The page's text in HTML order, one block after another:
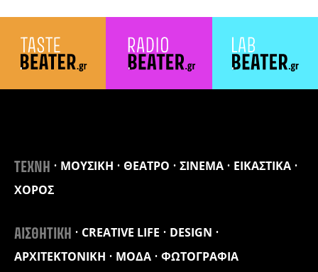
ΤΕΧΝΗ ΜΟΥΣΙΚΗ ΘΕΑΤΡΟ ΣΙΝΕΜΑ
ΕΙΚΑΣΤΙΚΑ
ΧΟΡΟΣ
ΑΙΣΘΗΤΙΚΗ CREATIVE LIFE
DESIGN
ΑΡΧΙΤΕΚΤΟΝΙΚΗ
ΜΟΔΑ ΦΩΤΟΓΡΑΦΙΑ